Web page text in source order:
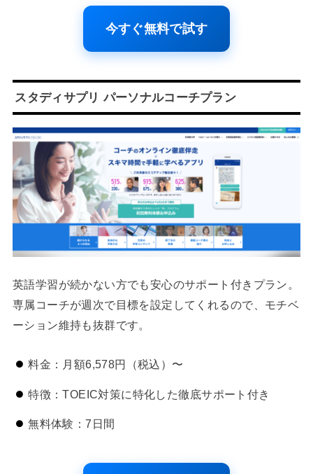
今すぐ無料で試す
スタディサプリ パーソナルコーチプラン
英語学習が続かない方でも安心のサポート付きプラン。
専属コーチが週次で目標を設定してくれるので、モチベ
ーション維持も抜群です。
料金：月額6,578円（税込）〜
特徴：TOEIC対策に特化した徹底サポート付き
無料体験：7日間